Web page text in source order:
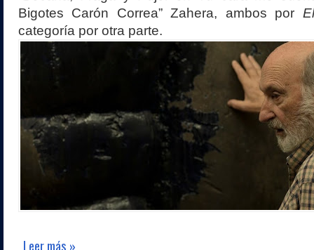
Bigotes Carón Correa” Zahera, ambos por
categoría por otra parte.
Leer más »